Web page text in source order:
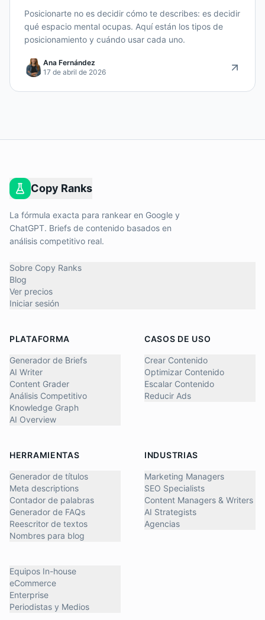
Posicionarte no es decidir cómo te describes: es decidir
qué espacio mental ocupas. Aquí están los tipos de
posicionamiento y cuándo usar cada uno.
Ana Fernández
17 de abril de 2026
Copy Ranks
La fórmula exacta para rankear en Google y
ChatGPT. Briefs de contenido basados en
análisis competitivo real.
Sobre Copy Ranks
Blog
Ver precios
Iniciar sesión
PLATAFORMA
Generador de Briefs
AI Writer
Content Grader
Análisis Competitivo
Knowledge Graph
AI Overview
CASOS DE USO
Crear Contenido
Optimizar Contenido
Escalar Contenido
Reducir Ads
HERRAMIENTAS
Generador de títulos
Meta descriptions
Contador de palabras
Generador de FAQs
Reescritor de textos
Nombres para blog
INDUSTRIAS
Marketing Managers
SEO Specialists
Content Managers & Writers
AI Strategists
Agencias
Equipos In-house
eCommerce
Enterprise
Periodistas y Medios